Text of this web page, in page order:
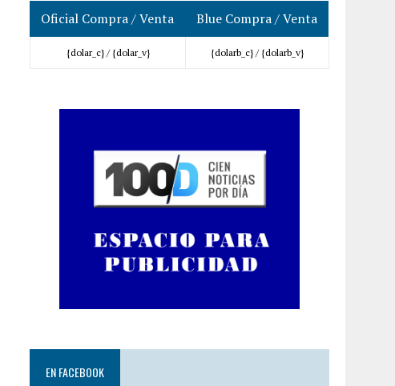
Oficial Compra / Venta
Blue Compra / Venta
{dolar_c} / {dolar_v} {dolarb_c} / {dolarb_v}
EN FACEBOOK